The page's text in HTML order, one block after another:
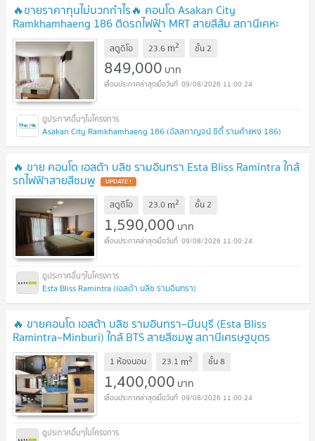
🔥ขายราคาทุนไม่บวกกำไร🔥 คอนโด Asakan City
Ramkhamhaeng 186 ติดรถไฟฟ้า MRT สายสีส้ม สถานีเคหะ
รามคำแหง เฟอร์ฯ ครบ✅ พร้อมหิ้วกระเป๋าเข้าอยู่
สตูดิโอ 23.6 m2 ชั้น2
849,000 บาท
09/08/2026 11:00:24
Asakan City Ramkhamhaeng 186 (อัสสกาญจน์ ซิตี้ รามคำแหง 186)
🔥 ขาย คอนโด เอสต้า บลิซ รามอินทรา Esta Bliss Ramintra ใกล้
รถไฟฟ้าสายสีชมพู UPDATE !
สตูดิโอ 23.0 m2 ชั้น2
1,590,000 บาท
09/08/2026 11:00:24
Esta Bliss Ramintra (เอสต้า บลิซ รามอินทรา)
🔥 ขายคอนโด เอสต้า บลิซ รามอินทรา–มีนบุรี (Esta Bliss
Ramintra–Minburi) ใกล้ BTS สายสีชมพู สถานีเศรษฐบุตร
บำเพ็ญ UPDATE !
1 ห้องนอน 23.1 m2 ชั้น8
1,400,000 บาท
09/08/2026 11:00:24